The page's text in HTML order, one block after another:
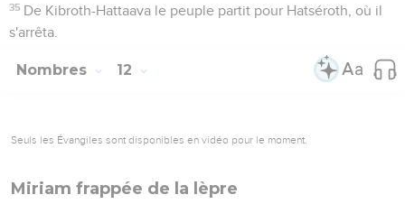
35 De Kibroth-Hattaava le peuple partit pour Hatséroth, où il
s'arrêta.
Nombres 12
Seuls les Évangiles sont disponibles en vidéo pour le moment.
Miriam frappée de la lèpre